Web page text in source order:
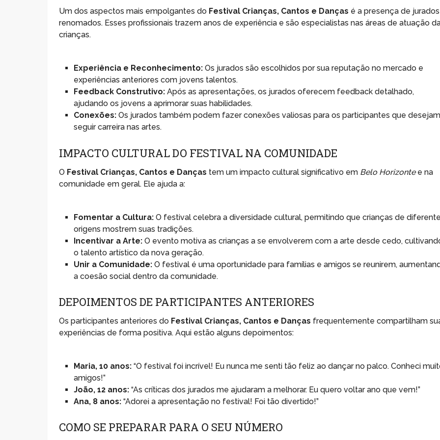
Um dos aspectos mais empolgantes do Festival Crianças, Cantos e Danças é a presença de jurados
renomados. Esses profissionais trazem anos de experiência e são especialistas nas áreas de atuação
crianças.
Experiência e Reconhecimento: Os jurados são escolhidos por sua reputação no mercado e
experiências anteriores com jovens talentos.
Feedback Construtivo: Após as apresentações, os jurados oferecem feedback detalhado,
ajudando os jovens a aprimorar suas habilidades.
Conexões: Os jurados também podem fazer conexões valiosas para os participantes que desejam
seguir carreira nas artes.
IMPACTO CULTURAL DO FESTIVAL NA COMUNIDADE
O Festival Crianças, Cantos e Danças tem um impacto cultural significativo em Belo Horizontee na
comunidade em geral. Ele ajuda a:
Fomentar a Cultura: O festival celebra a diversidade cultural, permitindo que crianças de
origens mostrem suas tradições.
Incentivar a Arte: O evento motiva as crianças a se envolverem com a arte desde cedo,
o talento artístico da nova geração.
Unir a Comunidade: O festival é uma oportunidade para famílias e amigos se reunirem,
a coesão social dentro da comunidade.
DEPOIMENTOS DE PARTICIPANTES ANTERIORES
Os participantes anteriores do Festival Crianças, Cantos e Danças frequentemente compartilham
experiências de forma positiva. Aqui estão alguns depoimentos:
Maria, 10 anos: “O festival foi incrível! Eu nunca me senti tão feliz ao dançar no palco. Conheci
amigos!”
João, 12 anos: “As críticas dos jurados me ajudaram a melhorar. Eu quero voltar ano que vem!”
Ana, 8 anos: “Adorei a apresentação no festival! Foi tão divertido!”
COMO SE PREPARAR PARA O SEU NÚMERO